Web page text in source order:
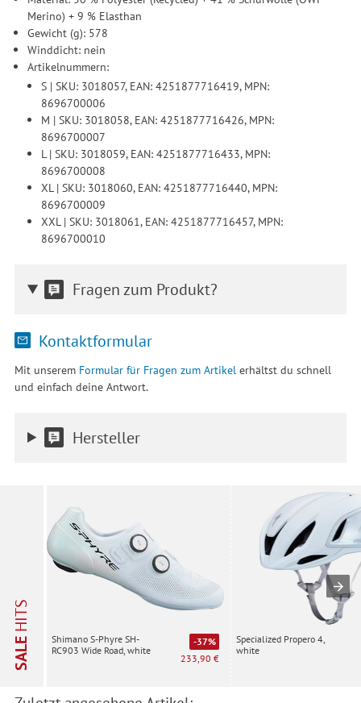
Merino) + 9 % Elasthan
Gewicht (g): 578
Winddicht: nein
Artikelnummern:
S | SKU: 3018057, EAN: 4251877716419, MPN:
8696700006
M | SKU: 3018058, EAN: 4251877716426, MPN:
8696700007
L | SKU: 3018059, EAN: 4251877716433, MPN:
8696700008
XL | SKU: 3018060, EAN: 4251877716440, MPN:
8696700009
XXL | SKU: 3018061, EAN: 4251877716457, MPN:
8696700010
Fragen zum Produkt?
Kontaktformular
Mit unserem Formular für Fragen zum Artikelerhältst du schnell
und einfach deine Antwort.
Hersteller
SALE
HITS
Shimano S-Phyre SH-
RC903 Wide Road, white
-37%
233,90 €
Specialized Propero 4,
white